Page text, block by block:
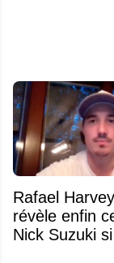
Rafael
révèle enfin
Nick Suzuki